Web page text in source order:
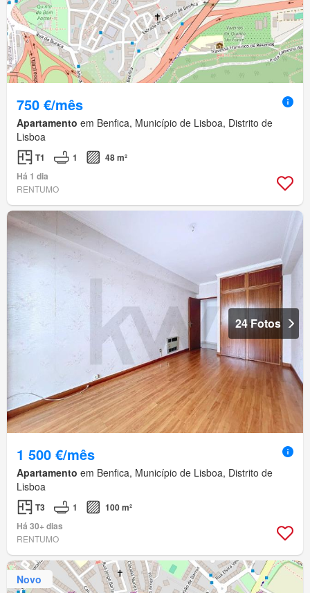
750 €/mês
Apartamento em Benfica, Município de Lisboa, Distrito de
Lisboa
T1 1
48 m²
Há 1 dia
RENTUMO
24 Fotos
1 500 €/mês
Apartamento em Benfica, Município de Lisboa, Distrito de
Lisboa
T3 1
100 m²
Há 30+ dias
RENTUMO
Novo